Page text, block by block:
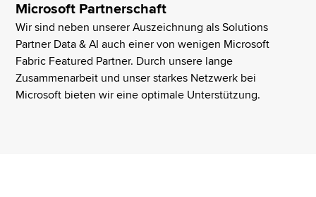
Microsoft Partnerschaft
Wir sind neben unserer Auszeichnung als Solutions
Partner Data & AI auch einer von wenigen Microsoft
Fabric Featured Partner. Durch unsere lange
Zusammenarbeit und unser starkes Netzwerk bei
Microsoft bieten wir eine optimale Unterstützung.